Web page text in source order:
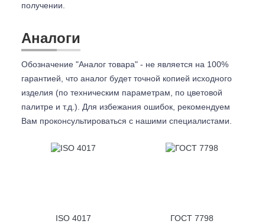
получении.
Аналоги
Обозначение "Аналог товара" - не является на 100%
гарантией, что аналог будет точной копией исходного
изделия (по техническим параметрам, по цветовой
палитре и т.д.). Для избежания ошибок, рекомендуем
Вам проконсультироваться с нашими специалистами.
ISO 4017 ГОСТ 7798